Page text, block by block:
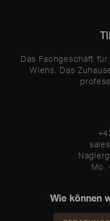
Das Fachgeschäft
Wiens. Das
Mo.
Wie können